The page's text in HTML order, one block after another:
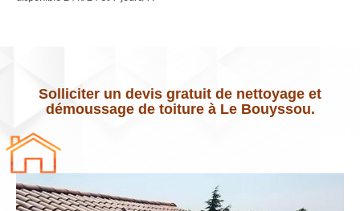
Solliciter un devis gratuit de nettoyage et
démoussage de toiture à Le Bouyssou.